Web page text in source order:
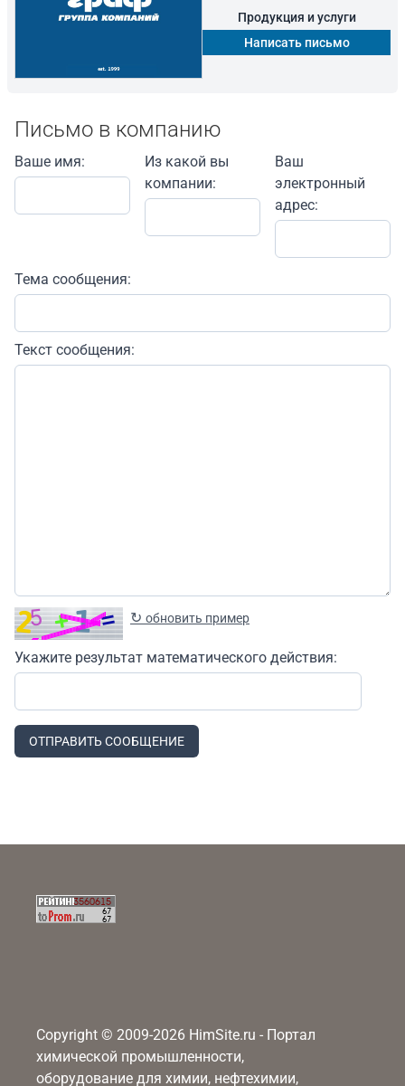
Продукция и услуги
Написать письмо
Письмо в компанию
Ваше имя:
Из какой вы
компании:
Ваш
электронный
адрес:
Тема сообщения:
Текст сообщения:
↻ обновить пример
Укажите результат математического действия:
ОТПРАВИТЬ СООБЩЕНИЕ
Copyright © 2009-2026 HimSite.ru - Портал
химической промышленности,
оборудование для химии, нефтехимии,